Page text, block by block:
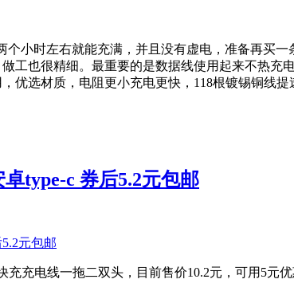
个小时左右就能充满，并且没有虚电，准备再买
工也很精细。最重要的是数据线使用起来不热
优选材质，电阻更小充电更快，118根镀锡铜线提
type-c 券后5.2元包邮
充充电线一拖二双头，目前售价10.2元，可用5元